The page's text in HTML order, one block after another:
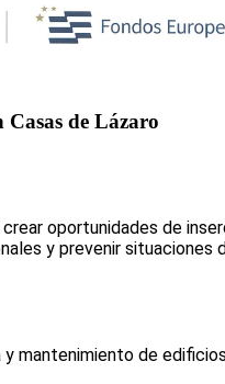
de Lázaro
oportunidades de
y prevenir
mantenimiento de